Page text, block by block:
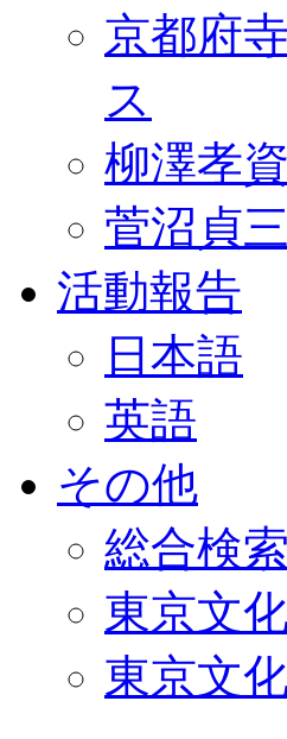
京都府
ス
柳澤孝
菅沼貞
活動報告
日本語
英語
その他
総合検索
東京文
東京文